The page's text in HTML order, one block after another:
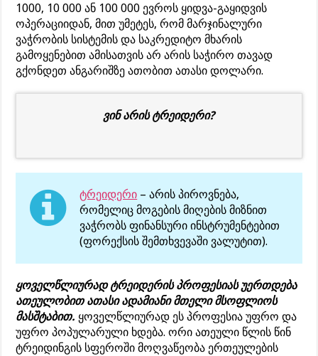
1000, 10 000 ან 100 000 ევროს ყიდვა-გაყიდვის
ოპერაციიდან, მით უმეტეს, რომ მარჯინალური
ვაჭრობის სისტემის და საკრედიტო მხარის
გამოყენებით ამისათვის არ არის საჭირო თავად
გქონდეთ ანგარიშზე ათობით ათასი დოლარი.
ვინ არის ტრეიდერი?
ტრეიდერი – არის პიროვნება,
რომელიც მოგების მიღების მიზნით
ვაჭრობს ფინანსური ინსტრუმენტებით
(ფორექსის შემთხვევაში ვალუტით).
ყოველწლიურად ტრეიდერის პროფესიას უერთდება
ათეულობით ათასი ადამიანი მთელი მსოფლიოს
მასშტაბით. ყოველწლიურად ეს პროფესია უფრო და
უფრო პოპულარული ხდება. ორი ათეული წლის წინ
ტრეიდინგის სფეროში მოღვაწეობა ერთეულების